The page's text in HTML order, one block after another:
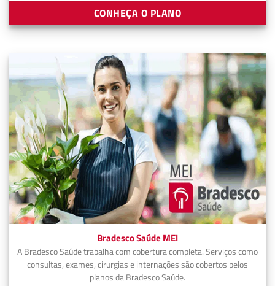
CONHEÇA O PLANO
Bradesco Saúde MEI
A Bradesco Saúde trabalha com cobertura completa. Serviços como
consultas, exames, cirurgias e internações são cobertos pelos
planos da Bradesco Saúde.